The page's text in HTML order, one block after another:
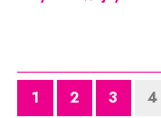
1 2 3 4